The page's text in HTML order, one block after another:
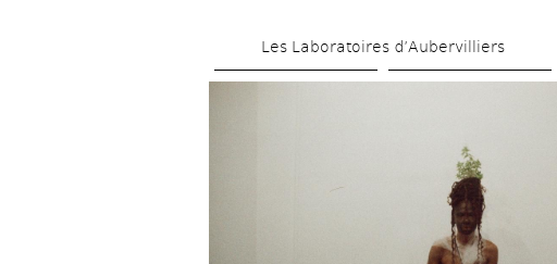
Les Laboratoires d’Aubervilliers